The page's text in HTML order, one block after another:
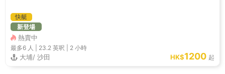
快艇
新登場
熱賣中
最多6人 | 23.2 英呎 2 小時
大埔/ 沙田 HK$1200 起